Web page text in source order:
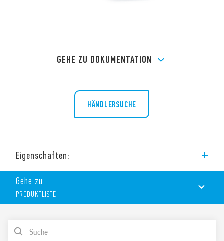
GEHE ZU DOKUMENTATION
HÄNDLERSUCHE
Eigenschaften:
PCB Sockel Typ 94.03 zur Verwendung mit Relais vom Typ
55.33. Zulassungen je nach Typ.
Gehe zu
PRODUKTLISTE
PRODUKTLISTE